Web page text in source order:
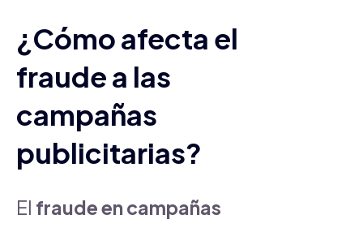
¿Cómo afecta el
fraude a las
campañas
publicitarias?
El fraude en campañas